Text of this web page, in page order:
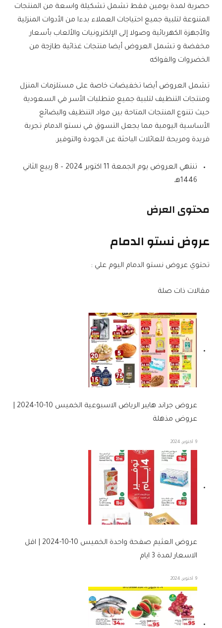
حصرية لمدة يومين فقط تشمل تشكيلة واسعة من المنتجات
المتنوعة لتلبية جميع احتياجات العملاء بدءا من الأدوات المنزلية
والأجهزة الكهربائية وصولا إلى الإلكترونيات والألعاب بأسعار
مخفضة و تشمل العروض أيضا منتجات غذائية طازجة من
الخضروات والفواكه
تشمل العروض أيضا تخفيضات خاصة على مستلزمات المنزل
ومنتجات التنظيف لتلبية جميع متطلبات الأسر في السعودية
حيث تتنوع المنتجات المتاحة بين مواد التنظيف والبضائع
الأساسية اليومية مما يجعل التسوق في نستو الدمام تجربة
فريدة ومريحة للعائلات الباحثة عن الجودة والتوفير.
تنتهي العروض يوم الجمعة 11 اكتوبر 2024 – 8 ربيع الثاني
1446هـ
محتوى العرض
عروض نستو الدمام
تحتوي عروض نستو الدمام اليوم علي :
مقالات ذات صلة
عروض مذهلة
9 أكتوبر، 2024
عروض العثيم صفحة واحدة الخميس 10-10-2024 | اقل
الاسعار لمدة 3 ايام
9 أكتوبر، 2024